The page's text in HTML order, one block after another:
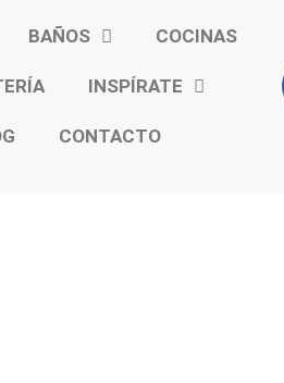
BAÑOS COCINAS
INSPÍRATE
CONTACTO